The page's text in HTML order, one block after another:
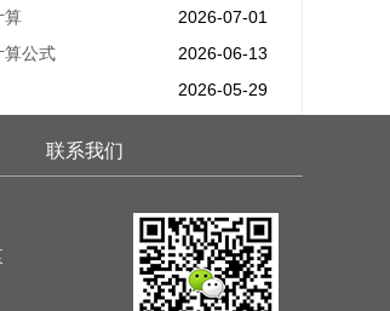
算
2026-07-01
算公式
2026-06-13
2026-05-29
联系我们